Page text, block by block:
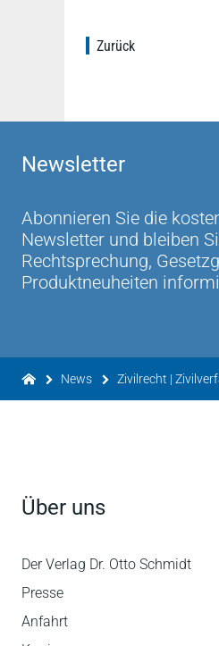
Zurück
Newsletter
Abonnieren Sie die
Newsletter und bleiben
Rechtsprechung,
Produktneuheiten
News Zivilrecht |
Über uns
Der Verlag Dr. Otto Schmidt
Presse
Anfahrt